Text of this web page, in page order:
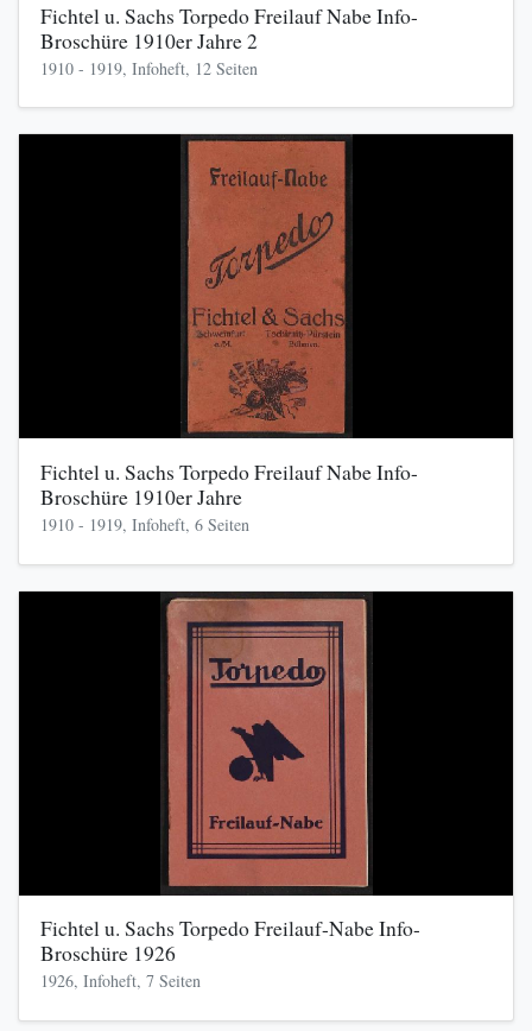
Fichtel u. Sachs Torpedo Freilauf Nabe Info-
Broschüre 1910er Jahre 2
1910 - 1919, Infoheft, 12 Seiten
Fichtel u. Sachs Torpedo Freilauf Nabe Info-
Broschüre 1910er Jahre
1910 - 1919, Infoheft, 6 Seiten
Fichtel u. Sachs Torpedo Freilauf-Nabe Info-
Broschüre 1926
1926, Infoheft, 7 Seiten